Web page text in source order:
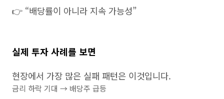
👉 “배당률이 아니라 지속 가능성”
실제 투자 사례를 보면
현장에서 가장 많은 실패 패턴은 이것입니다.
금리 하락 기대 → 배당주 급등